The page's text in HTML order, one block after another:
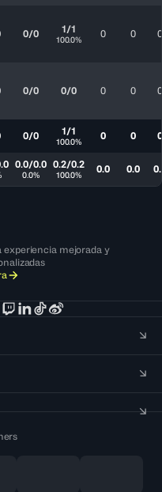
0/0 1/1
100.0% 0 0 0
0/0 0/0 0 0 0
0/0 1/1
100.0% 0 0 0
0.0/0.0
0.0%
0.2/0.2
100.0% 0.0 0.0
experiencia mejorada y